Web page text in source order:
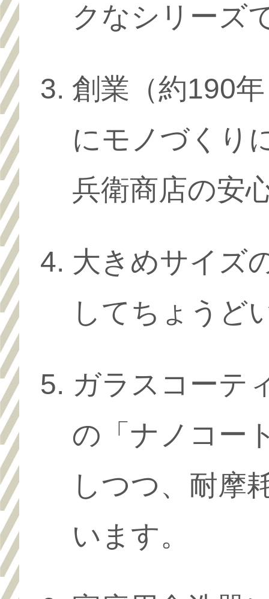
クなシリーズ
創業（約190
にモノづくり
兵衛商店の安
大きめサイズ
してちょうど
ガラスコーテ
の「ナノコー
しつつ、耐摩
います。